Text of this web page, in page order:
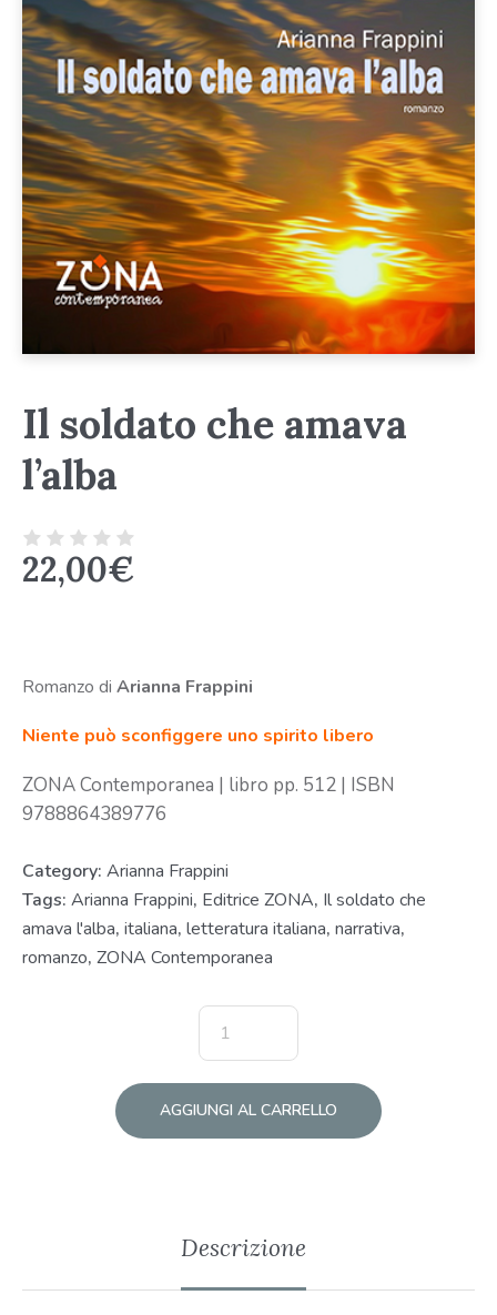
Il soldato che amava
l’alba
22,00€
Romanzo di Arianna Frappini
Niente può sconfiggere uno spirito libero
ZONA Contemporanea | libro pp. 512 | ISBN
9788864389776
Category: Arianna Frappini
Tags: Arianna Frappini, Editrice ZONA, Il soldato che
amava l'alba, italiana, letteratura italiana, narrativa,
romanzo, ZONA Contemporanea
AGGIUNGI AL CARRELLO
Descrizione